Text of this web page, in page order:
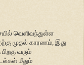
வெளிவந்துள்ள
முதல் காரணம், இது
வரும்
மீதும்